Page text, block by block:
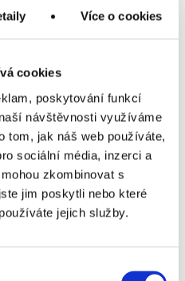
Více o cookies
cookies
poskytování funkcí
návštěvnosti využíváme
tom, jak náš web používáte,
sociální média, inzerci a
zkombinovat s
jim poskytli nebo které
jejich služby.
lidem, kteří v Academy
si věci v blízkých
pracovištích magistrátu
centra nebo do dalších
pro oblast dopravy
parkování bude
parkovací
sloužit čtvrté patro
v režimu zóny B
korun bez DPH. „Z celkové